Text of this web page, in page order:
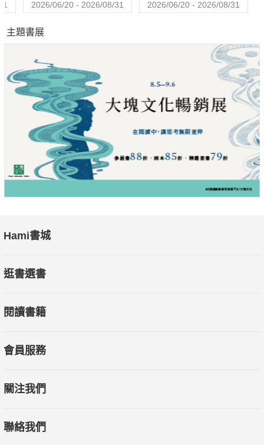
2026/06/20 - 2026/08/31 2026/06/20 - 2026/08/31
主題書展
Hami書城
逛書選書
閱讀書籍
會員服務
關注我們
聯絡我們